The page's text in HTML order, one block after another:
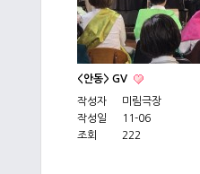
<안동> GV
작성자
미림극장
작성일
11-06
조회
222